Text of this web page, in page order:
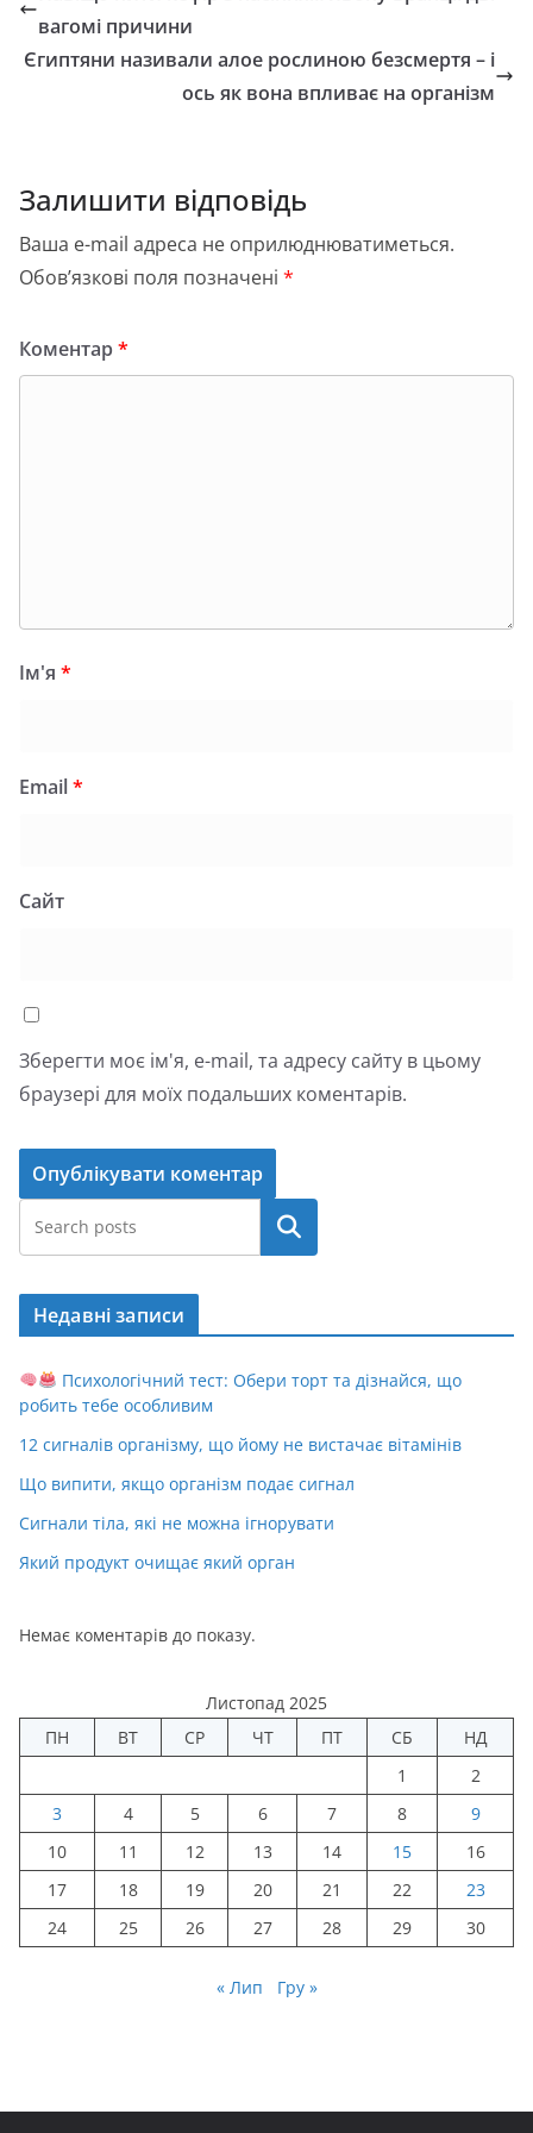
b
o
d
o т
и
вагомі причини
Єгиптяни називали алое рослиною безсмертя – і
ось як вона впливає на організм
Залишити відповідь
Ваша e-mail адреса не оприлюднюватиметься.
Обов’язкові поля позначені *
Коментар*
Ім'я *
Email*
Сайт
Зберегти моє ім'я, e-mail, та адресу сайту в цьому
браузері для моїх подальших коментарів.
Пошук
Недавні записи
Психологічний тест: Обери торт та дізнайся, що
робить тебе особливим
12 сигналів організму, що йому не вистачає вітамінів
Що випити, якщо організм подає сигнал
Сигнали тіла, які не можна ігнорувати
Який продукт очищає який орган
Немає коментарів до показу.
Листопад 2025
ПН
ВТ СР ЧТ ПТ СБ
НД
1
2
3
4 5 6 7 8
9
10
11 12 13 14 15
16
17
18 19 20 21 22
23
24
25 26 27 28 29 30
« Лип Гру »